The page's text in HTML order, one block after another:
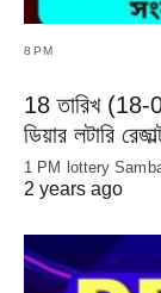
8PM
18 তারিখ (18-
ডিয়ার লটারি
1 PM lottery Sambad
2 years ago